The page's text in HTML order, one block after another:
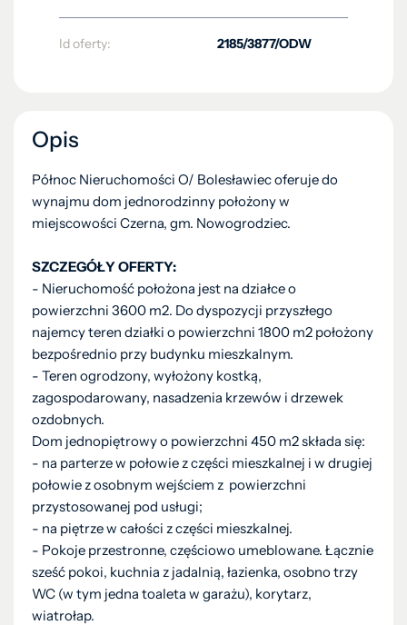
Id oferty: 2185/3877/ODW
Opis
Północ Nieruchomości O/ Bolesławiec oferuje do
wynajmu dom jednorodzinny położony w
miejscowości Czerna, gm. Nowogrodziec.
SZCZEGÓŁY OFERTY:
- Nieruchomość położona jest na działce o
powierzchni 3600 m2. Do dyspozycji przyszłego
najemcy teren działki o powierzchni 1800 m2 położony
bezpośrednio przy budynku mieszkalnym.
- Teren ogrodzony, wyłożony kostką,
zagospodarowany, nasadzenia krzewów i drzewek
ozdobnych.
Dom jednopiętrowy o powierzchni 450 m2 składa się:
- na parterze w połowie z części mieszkalnej i w drugiej
połowie z osobnym wejściem z powierzchni
przystosowanej pod usługi;
- na piętrze w całości z części mieszkalnej.
- Pokoje przestronne, częściowo umeblowane. Łącznie
sześć pokoi, kuchnia z jadalnią, łazienka, osobno trzy
WC (w tym jedna toaleta w garażu), korytarz,
wiatrołap.